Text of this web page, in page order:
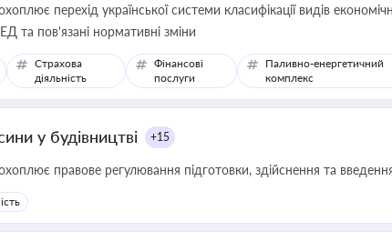
перехід української системи класифікації видів
та пов'язані нормативні зміни
Страхова
діяльність
Фінансові
послуги
Паливно-енергетичний
комплекс
у будівництві +15
правове регулювання підготовки, здійснення та